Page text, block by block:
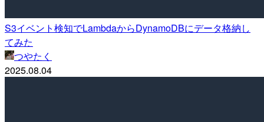
S3イベント検知でLambdaからDynamoDBにデータ格納し
てみた
つやたく
2025.08.04